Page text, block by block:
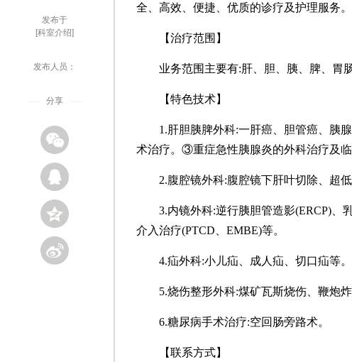
发布于
[科室介绍]
发布人员：
分享
全、高效、便捷、优质的诊疗及护理服务。
【治疗范围】
业务范围主要有:肝、胆、胰、脾、胃
【特色技术】
1.肝胆胰脾外科:一肝癌、胆管癌、胰
术治疗。③重症急性胰腺炎的外科治疗及
2.腹腔镜外科:腹腔镜下肝叶切除、超
3.内镜外科:逆行胰胆管造影(ERCP)、
介入治疗(PTCD、EMBE)等。
4.疝外科:小儿疝、成人疝、切口疝等。
5.烧伤整形外科:煤矿瓦斯烧伤、鞭炮
6.糖尿病手术治疗:空回肠旁路术。
【联系方式】